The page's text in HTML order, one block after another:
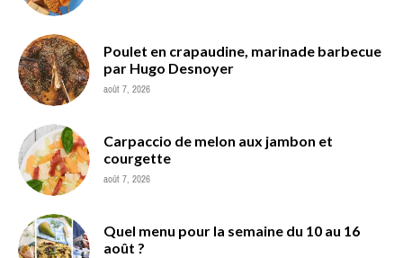
Poulet en crapaudine, marinade barbecue
par Hugo Desnoyer
août 7, 2026
Carpaccio de melon aux jambon et
courgette
août 7, 2026
Quel menu pour la semaine du 10 au 16
août ?